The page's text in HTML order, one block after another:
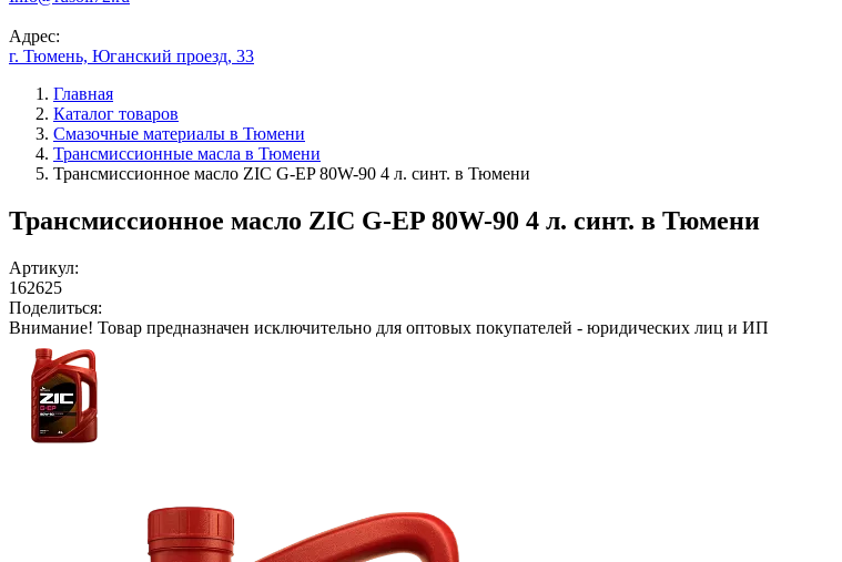
Адрес:
г. Тюмень, Юганский проезд, 33
Главная
Каталог товаров
Смазочные материалы в Тюмени
Трансмиссионные масла в Тюмени
Трансмиссионное масло ZIC G-EP 80W-90 4 л. синт. в Тюмени
Трансмиссионное масло ZIC G-EP 80W-90 4 л. синт. в Тюмени
Артикул:
162625
Поделиться:
Внимание! Товар предназначен исключительно для оптовых покупателей - юридических лиц и ИП